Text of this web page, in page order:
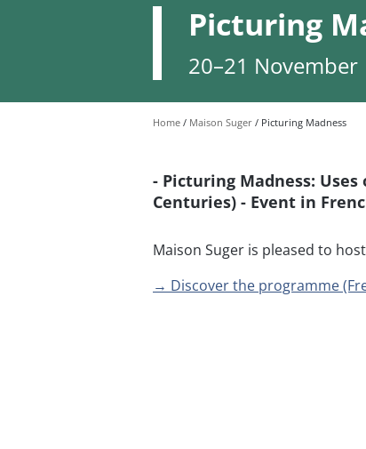
Picturing
20–21
Home Maison Suger Picturing Madness
- Picturing Madness:
Centuries) - Event in
Maison Suger is pleased to
→ Discover the programme